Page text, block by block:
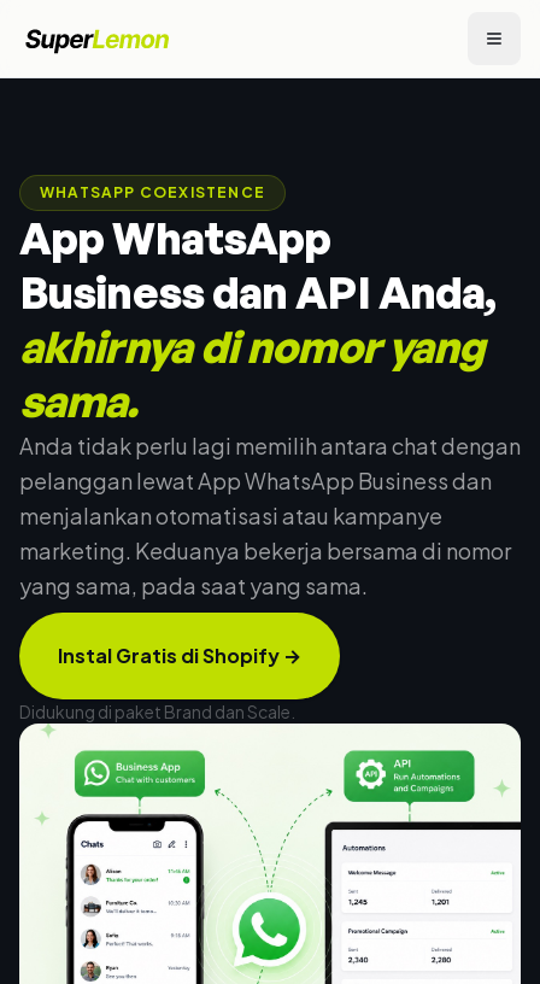
WHATSAPP COEXISTENCE
App WhatsApp
Business dan API Anda,
akhirnya di nomor yang
sama.
Anda tidak perlu lagi memilih antara chat dengan
pelanggan lewat App WhatsApp Business dan
menjalankan otomatisasi atau kampanye
marketing. Keduanya bekerja bersama di nomor
yang sama, pada saat yang sama.
Instal Gratis di Shopify →
Didukung di paket Brand dan Scale.